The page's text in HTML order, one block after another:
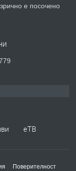
е посочено
еТВ
Поверителност